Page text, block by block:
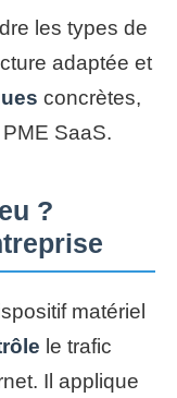
les types de
adaptée et
concrètes,
SaaS.
?
matériel
le trafic
Il applique